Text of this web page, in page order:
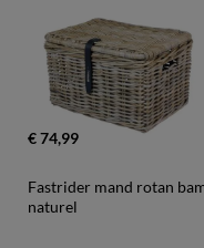
€ 74,99
Fastrider mand rotan
naturel